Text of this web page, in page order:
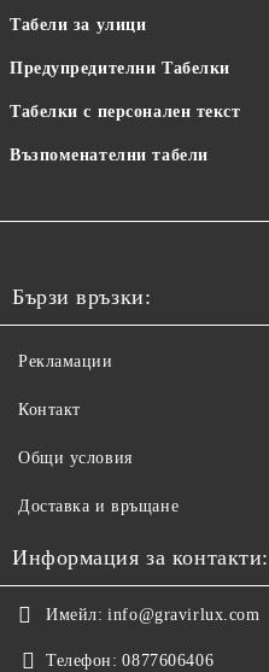
Табели за улици
Предупредителни Табелки
Табелки с персонален текст
Възпоменателни табели
Бързи връзки:
Рекламации
Контакт
Общи условия
Доставка и връщане
Информация за контакти:
Имейл: info@gravirlux.com
Телефон: 0877606406